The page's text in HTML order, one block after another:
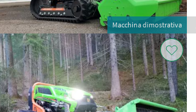
Macchina dimostrativa